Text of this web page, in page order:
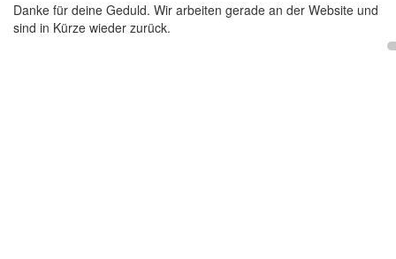
Danke für deine Geduld. Wir arbeiten gerade an der Website und
sind in Kürze wieder zurück.